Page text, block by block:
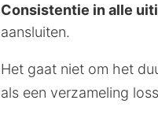
Consistentie in alle
aansluiten.
Het gaat niet om het
als een verzameling